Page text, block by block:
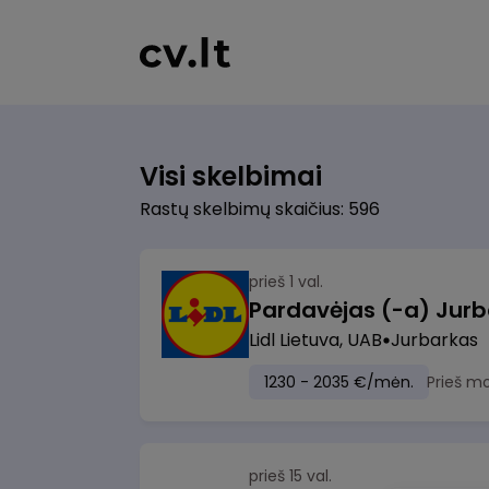
Visi skelbimai
Rastų skelbimų skaičius: 596
prieš 1 val.
Pardavėjas (-a)
Lidl Lietuva, UAB Jurbarkas
1230 - 2035 €/mėn. Prieš
prieš 15 val.